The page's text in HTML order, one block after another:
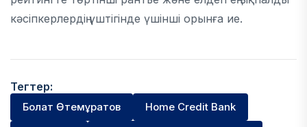
кәсіпкерлердің үштігінде үшінші орынға ие.
Тегтер:
Болат Өтемұратов Home Credit Bank